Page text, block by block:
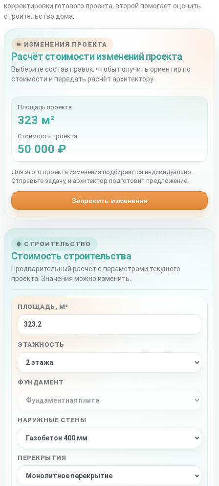
корректировки готового проекта, второй помогает оценить
строительство дома.
СТРОИТЕЛЬСТВО
Стоимость строительства
Предварительный расчёт с параметрами текущего
проекта. Значения можно изменить.
ПЛОЩАДЬ, М²
ЭТАЖНОСТЬ
ФУНДАМЕНТ
НАРУЖНЫЕ СТЕНЫ
ПЕРЕКРЫТИЯ
ИЗМЕНЕНИЯ ПРОЕКТА
Расчёт стоимости изменений проекта
Выберите состав правок, чтобы получить ориентир по
стоимости и передать расчёт архитектору.
Площадь проекта
323 м²
Стоимость проекта
50 000 ₽
Для этого проекта изменения подбираются индивидуально.
Отправьте задачу, и архитектор подготовит предложение.
Запросить изменения